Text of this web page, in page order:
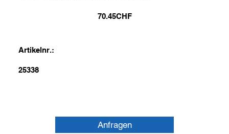
70.45CHF
Artikelnr.:
25338
Anfragen